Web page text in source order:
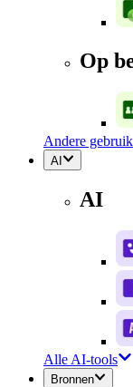
Op
Andere
AI
AI
Alle AI-tools
Bronnen